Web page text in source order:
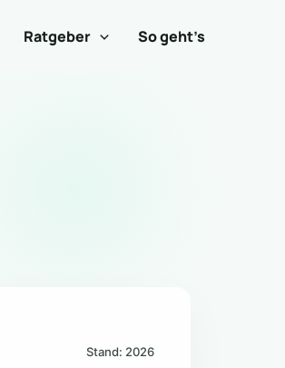
Ratgeber So geht’s
Stand: 2026